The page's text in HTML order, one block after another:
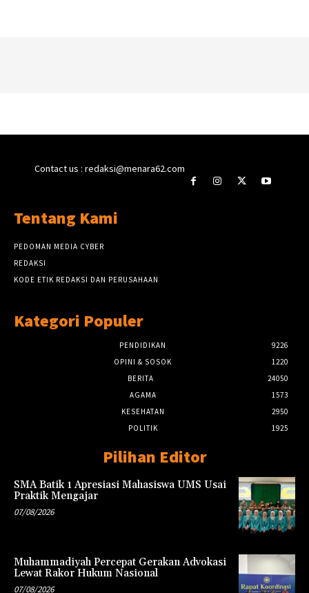
Contact us : redaksi@menara62.com
Tentang Kami
PEDOMAN MEDIA CYBER
REDAKSI
KODE ETIK REDAKSI DAN PERUSAHAAN
Kategori Populer
PENDIDIKAN
9226
OPINI & SOSOK
1220
BERITA
24050
AGAMA
1573
KESEHATAN
2950
POLITIK
1925
Pilihan Editor
SMA Batik 1 Apresiasi Mahasiswa UMS Usai
Praktik Mengajar
07/08/2026
Muhammadiyah Percepat Gerakan Advokasi
Lewat Rakor Hukum Nasional
07/08/2026